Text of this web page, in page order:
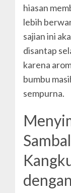
hiasan
lebih
sajian ini
disantap
karena
bumbu
sempurna.
Sambal